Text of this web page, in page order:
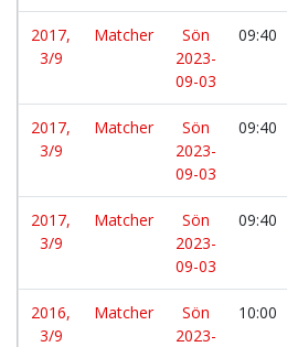
2017,
3/9
Matcher
Sön
2023-
09-03
09:40
2017,
3/9
Matcher
Sön
2023-
09-03
09:40
2017,
3/9
Matcher
Sön
2023-
09-03
09:40
2016,
3/9
Matcher
Sön
2023-
10:00